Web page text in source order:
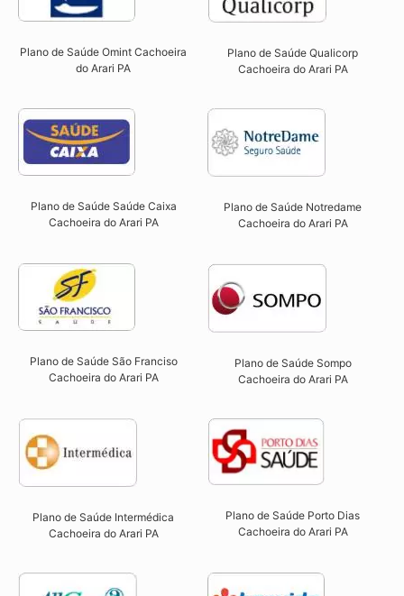
Plano de Saúde Omint Cachoeira
do Arari PA​
Plano de Saúde Qualicorp
Cachoeira do Arari PA​
Plano de Saúde Saúde Caixa
Cachoeira do Arari PA​
Plano de Saúde Notredame
Cachoeira do Arari PA​
Plano de Saúde São Franciso
Cachoeira do Arari PA​
Plano de Saúde Sompo
Cachoeira do Arari PA​
Plano de Saúde Intermédica
Cachoeira do Arari PA​
Plano de Saúde Porto Dias
Cachoeira do Arari PA